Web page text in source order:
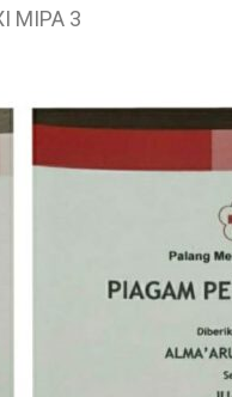
MIPA 3